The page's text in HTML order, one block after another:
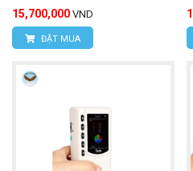
15,700,000 VND
ĐẶT MUA